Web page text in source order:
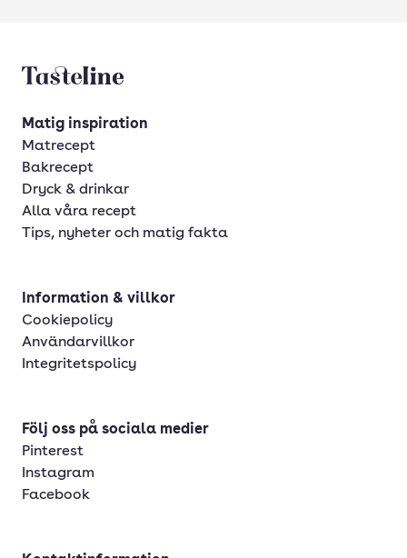
Tasteline startsida
Matig inspiration
Matrecept
Bakrecept
Dryck & drinkar
Alla våra recept
Tips, nyheter och matig fakta
Information & villkor
Cookiepolicy
Användarvillkor
Integritetspolicy
Följ oss på sociala medier
Pinterest
Instagram
Facebook